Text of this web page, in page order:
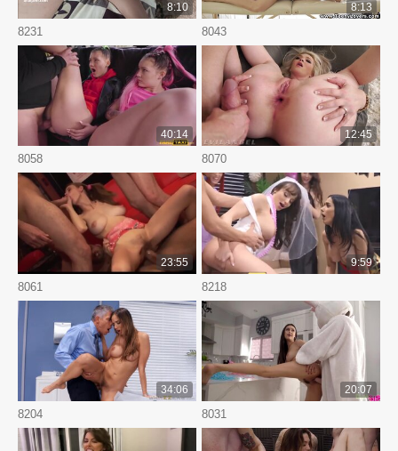
8231
8:10
8043
8:13
8058
40:14
8070
12:45
8061
23:55
8218
9:59
8204
34:06
8031
20:07